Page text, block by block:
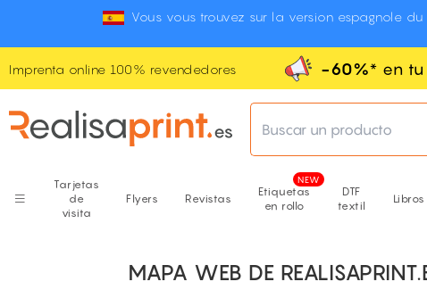
Vous vous trouvez sur la version espagnole
Imprenta online 100% revendedores -60%* en
Buscar un producto
Tarjetas
de
visita
Flyers Revistas
Etiquetas
en rollo
DTF
textil
Libros
MAPA WEB DE